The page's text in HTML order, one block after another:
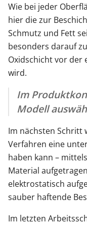
Wie bei jeder
hier die zur
Schmutz und Fett
besonders darauf
Oxidschicht vor der
wird.
Im
Modell
Im nächsten Schritt
Verfahren eine
haben kann –
Material
elektrostatisch
sauber haftende
Im letzten